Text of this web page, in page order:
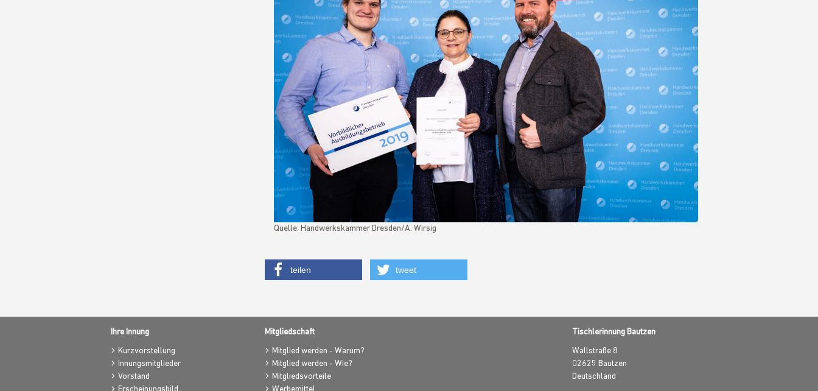
Quelle: Handwerkskammer Dresden/A. Wirsig
teilen tweet
Ihre Innung
Kurzvorstellung
Innungsmitglieder
Vorstand
Mitgliedschaft
Mitglied werden - Warum?
Mitglied werden - Wie?
Mitgliedsvorteile
Tischlerinnung Bautzen
Wallstraße 8
02625 Bautzen
Deutschland